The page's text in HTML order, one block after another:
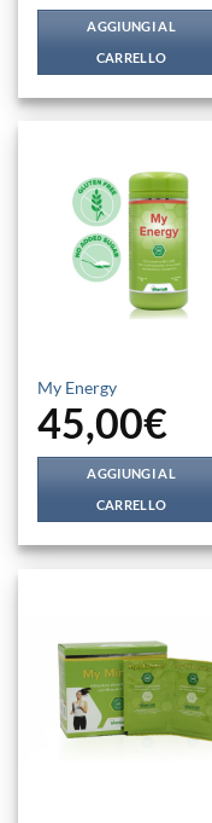
AGGIUNGI AL
CARRELLO
My Energy
45,00€
AGGIUNGI AL
CARRELLO